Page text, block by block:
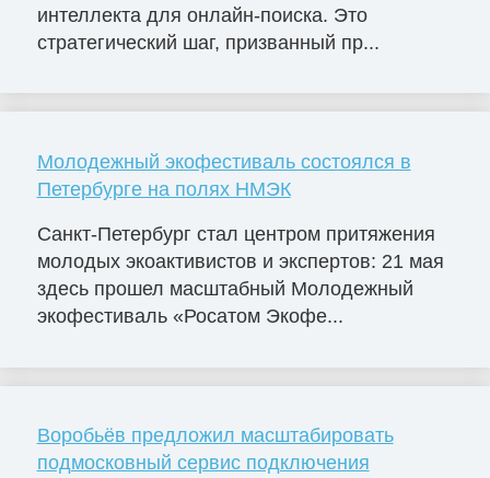
интеллекта для онлайн-поиска. Это
стратегический шаг, призванный пр...
Молодежный экофестиваль состоялся в
Петербурге на полях НМЭК
Санкт-Петербург стал центром притяжения
молодых экоактивистов и экспертов: 21 мая
здесь прошел масштабный Молодежный
экофестиваль «Росатом Экофе...
Воробьёв предложил масштабировать
подмосковный сервис подключения